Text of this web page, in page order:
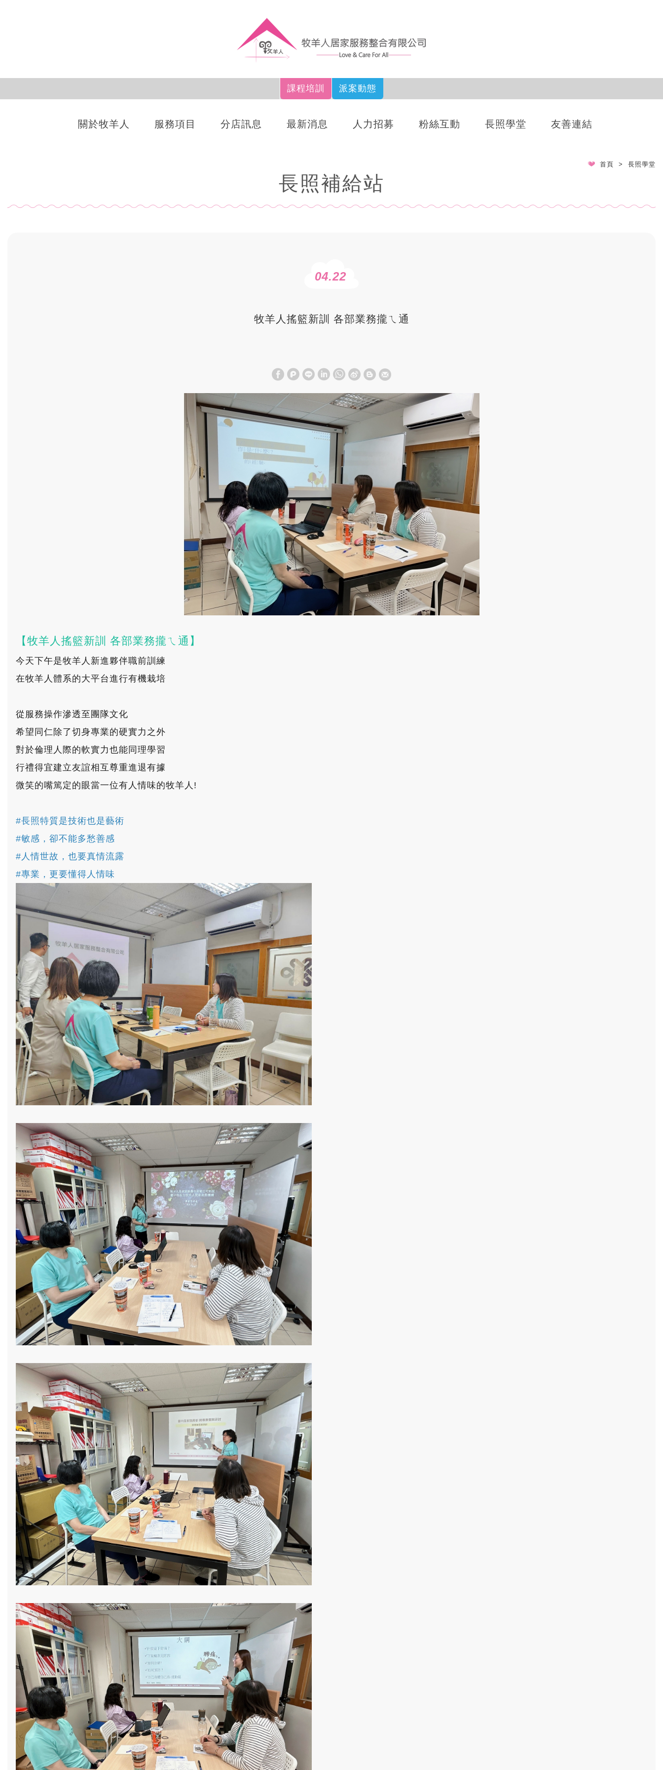
課程培訓 派案動態
關於牧羊人 服務項目 分店訊息 最新消息 人力招募 粉絲互動 長照學堂 友善連結
首頁 長照學堂
長照補給站
04.22
牧羊人搖籃新訓 各部業務攏ㄟ通
【牧羊人搖籃新訓 各部業務攏ㄟ通】
今天下午是牧羊人新進夥伴職前訓練
在牧羊人體系的大平台進行有機栽培
從服務操作滲透至團隊文化
希望同仁除了切身專業的硬實力之外
對於倫理人際的軟實力也能同理學習
行禮得宜建立友誼相互尊重進退有據
微笑的嘴篤定的眼當一位有人情味的牧羊人!
#長照特質是技術也是藝術
#敏感，卻不能多愁善感
#人情世故，也要真情流露
#專業，更要懂得人情味